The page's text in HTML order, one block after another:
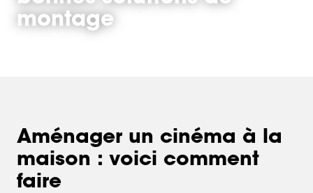
montage
Aménager un cinéma à la
maison : voici comment
faire